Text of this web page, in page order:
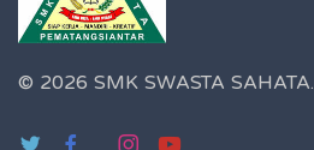
© 2026 SMK SWASTA SAHATA.